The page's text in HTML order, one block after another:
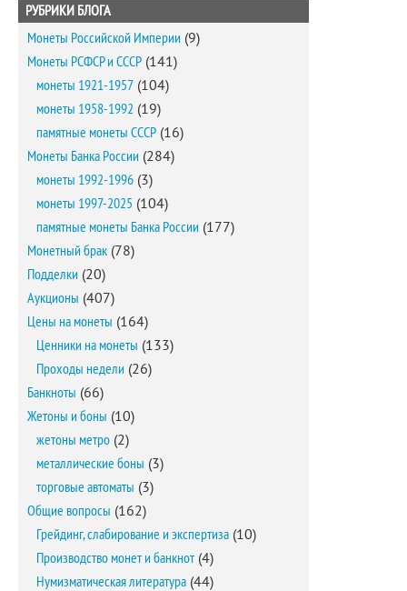
РУБРИКИ БЛОГА
Монеты Российской Империи (9)
Монеты РСФСР и СССР (141)
монеты 1921-1957 (104)
монеты 1958-1992 (19)
памятные монеты СССР (16)
Монеты Банка России (284)
монеты 1992-1996 (3)
монеты 1997-2025 (104)
памятные монеты Банка России (177)
Монетный брак (78)
Подделки (20)
Аукционы (407)
Цены на монеты (164)
Ценники на монеты (133)
Проходы недели (26)
Банкноты (66)
Жетоны и боны (10)
жетоны метро (2)
металлические боны (3)
торговые автоматы (3)
Общие вопросы (162)
Грейдинг, слабирование и экспертиза (10)
Производство монет и банкнот(4)
Нумизматическая литература (44)